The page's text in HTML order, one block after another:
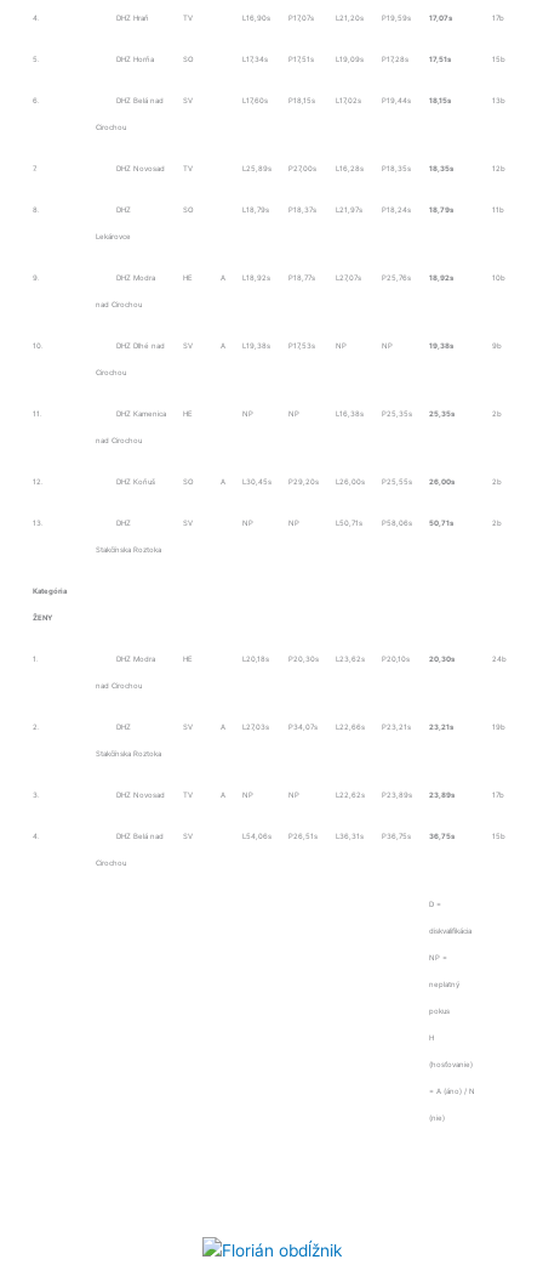
4. DHZ Hraň TV L16,90s P17,07s L21,20s P19,59s 17,07s 17b
5. DHZ Horňa SO L17,34s P17,51s L19,09s P17,28s 17,51s 15b
6. DHZ Belá nad
Cirochou
SV L17,60s P18,15s L17,02s P19,44s 18,15s 13b
7. DHZ Novosad TV L25,89s P27,00s L16,28s P18,35s 18,35s 12b
8. DHZ
Lekárovce
SO L18,79s P18,37s L21,97s P18,24s 18,79s 11b
9. DHZ Modra
nad Cirochou
HE A L18,92s P18,77s L27,07s P25,76s 18,92s 10b
10. DHZ Dlhé nad
Cirochou
SV A L19,38s P17,53s NP NP 19,38s 9b
11. DHZ Kamenica
nad Cirochou
HE NP NP L16,38s P25,35s 25,35s 2b
12. DHZ Koňuš SO A L30,45s P29,20s L26,00s P25,55s 26,00s 2b
13. DHZ
Stakčínska Roztoka
SV NP NP L50,71s P58,06s 50,71s 2b
Kategória
ŽENY
1. DHZ Modra
nad Cirochou
HE L20,18s P20,30s L23,62s P20,10s 20,30s 24b
2. DHZ
Stakčínska Roztoka
SV A L27,03s P34,07s L22,66s P23,21s 23,21s 19b
3. DHZ Novosad TV A NP NP L22,62s P23,89s 23,89s 17b
4. DHZ Belá nad
Cirochou
SV L54,06s P26,51s L36,31s P36,75s 36,75s 15b
D =
diskvalifikácia
NP =
neplatný
pokus
H
(hosťovanie)
= A (áno) / N
(nie)